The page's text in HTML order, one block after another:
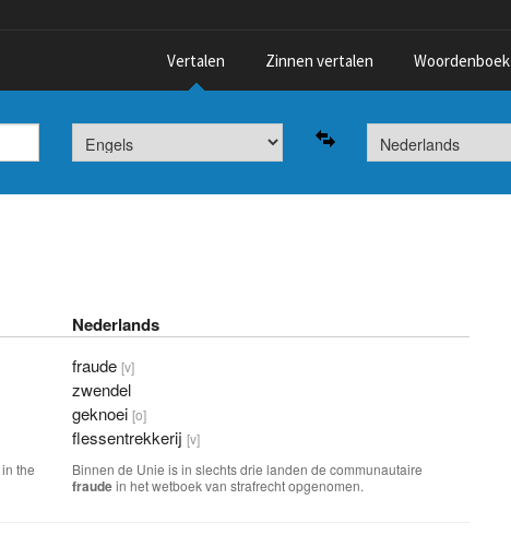
Vertalen Zinnen vertalen Woordenboek
Nederlands
fraude [v]
zwendel
geknoei [o]
flessentrekkerij [v]
in the
Binnen de Unie is in slechts drie landen de communautaire
fraudein het wetboek van strafrecht opgenomen.